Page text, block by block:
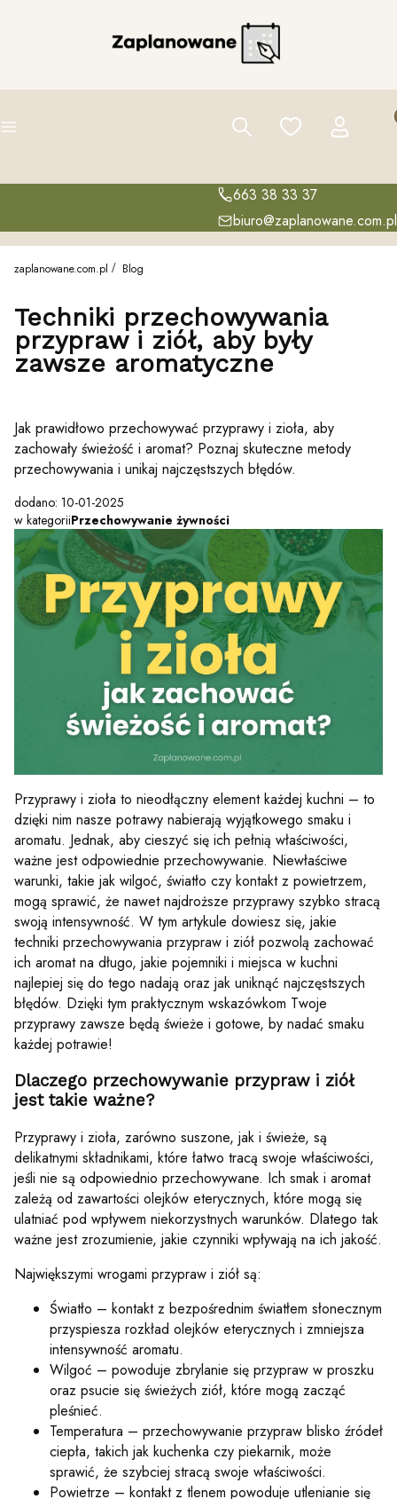
Menu Szukaj Ulubione Zaloguj się
663 38 33 37
biuro@zaplanowane.com.pl
zaplanowane.com.pl Blog
Techniki przechowywania
przypraw i ziół, aby były
zawsze aromatyczne
Jak prawidłowo przechowywać przyprawy i zioła, aby
zachowały świeżość i aromat? Poznaj skuteczne metody
przechowywania i unikaj najczęstszych błędów.
dodano: 10-01-2025
w kategoriiPrzechowywanie żywności
Przyprawy i zioła to nieodłączny element każdej kuchni – to
dzięki nim nasze potrawy nabierają wyjątkowego smaku i
aromatu. Jednak, aby cieszyć się ich pełnią właściwości,
ważne jest odpowiednie przechowywanie. Niewłaściwe
warunki, takie jak wilgoć, światło czy kontakt z powietrzem,
mogą sprawić, że nawet najdroższe przyprawy szybko stracą
swoją intensywność. W tym artykule dowiesz się, jakie
techniki przechowywania przypraw i ziół pozwolą zachować
ich aromat na długo, jakie pojemniki i miejsca w kuchni
najlepiej się do tego nadają oraz jak uniknąć najczęstszych
błędów. Dzięki tym praktycznym wskazówkom Twoje
przyprawy zawsze będą świeże i gotowe, by nadać smaku
każdej potrawie!
Dlaczego przechowywanie przypraw i ziół
jest takie ważne?
Przyprawy i zioła, zarówno suszone, jak i świeże, są
delikatnymi składnikami, które łatwo tracą swoje właściwości,
jeśli nie są odpowiednio przechowywane. Ich smak i aromat
zależą od zawartości olejków eterycznych, które mogą się
ulatniać pod wpływem niekorzystnych warunków. Dlatego tak
ważne jest zrozumienie, jakie czynniki wpływają na ich jakość.
Największymi wrogami przypraw i ziół są:
Światło – kontakt z bezpośrednim światłem słonecznym
przyspiesza rozkład olejków eterycznych i zmniejsza
intensywność aromatu.
Wilgoć – powoduje zbrylanie się przypraw w proszku
oraz psucie się świeżych ziół, które mogą zacząć
pleśnieć.
Temperatura – przechowywanie przypraw blisko źródeł
ciepła, takich jak kuchenka czy piekarnik, może
sprawić, że szybciej stracą swoje właściwości.
Powietrze – kontakt z tlenem powoduje utlenianie się